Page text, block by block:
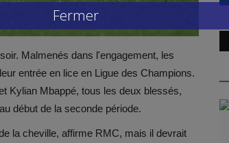
Malmenés dans l'engagement, les
entrée en lice en Ligue des Champions.
Kylian Mbappé, tous les deux blessés,
début de la seconde période.
la cheville, affirme RMC, mais il devrait
Fermer